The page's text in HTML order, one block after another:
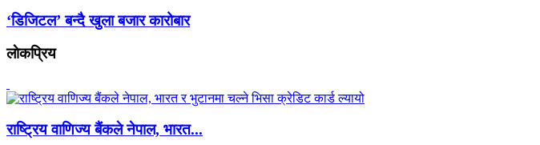
‘डिजिटल’ बन्दै खुला बजार कारोबार
लाेकप्रिय
राष्ट्रिय वाणिज्य बैंकले नेपाल, भारत...